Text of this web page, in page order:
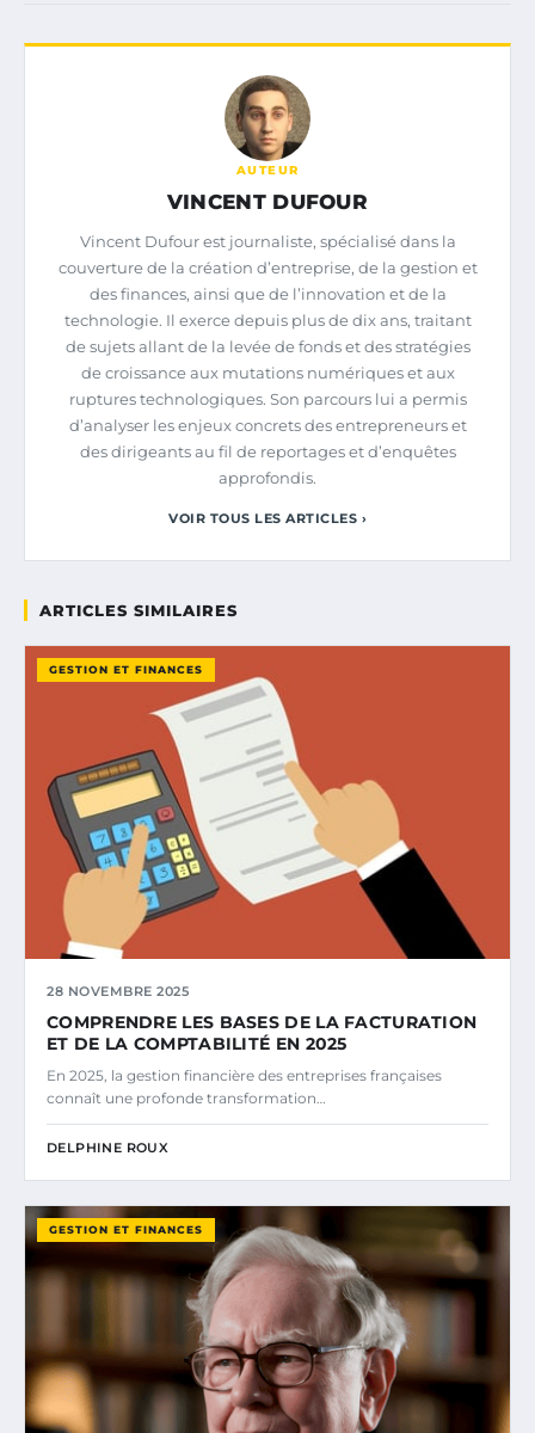
AUTEUR
VINCENT DUFOUR
Vincent Dufour est journaliste, spécialisé dans la
couverture de la création d’entreprise, de la gestion et
des finances, ainsi que de l’innovation et de la
technologie. Il exerce depuis plus de dix ans, traitant
de sujets allant de la levée de fonds et des stratégies
de croissance aux mutations numériques et aux
ruptures technologiques. Son parcours lui a permis
d’analyser les enjeux concrets des entrepreneurs et
des dirigeants au fil de reportages et d’enquêtes
approfondis.
VOIR TOUS LES ARTICLES ›
ARTICLES SIMILAIRES
GESTION ET FINANCES
28 NOVEMBRE 2025
COMPRENDRE LES BASES DE LA FACTURATION
ET DE LA COMPTABILITÉ EN 2025
En 2025, la gestion financière des entreprises françaises
connaît une profonde transformation…
DELPHINE ROUX
GESTION ET FINANCES